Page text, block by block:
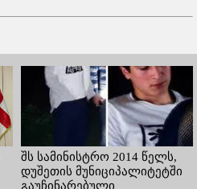
შს სამინისტრო 2014 წელს,
დუშეთის მუნიციპალიტეტში
გაუჩინარებული